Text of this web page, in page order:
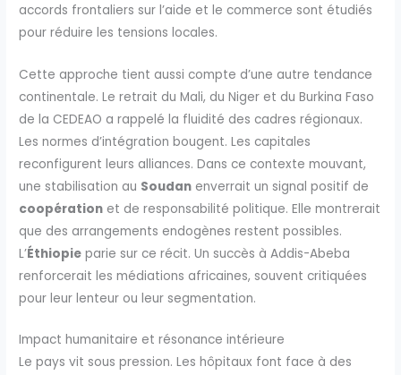
accords frontaliers sur l’aide et le commerce sont étudiés
pour réduire les tensions locales.
Cette approche tient aussi compte d’une autre tendance
continentale. Le retrait du Mali, du Niger et du Burkina Faso
de la CEDEAO a rappelé la fluidité des cadres régionaux.
Les normes d’intégration bougent. Les capitales
reconfigurent leurs alliances. Dans ce contexte mouvant,
une stabilisation au Soudan enverrait un signal positif de
coopération et de responsabilité politique. Elle montrerait
que des arrangements endogènes restent possibles.
L’Éthiopie parie sur ce récit. Un succès à Addis-Abeba
renforcerait les médiations africaines, souvent critiquées
pour leur lenteur ou leur segmentation.
Impact humanitaire et résonance intérieure
Le pays vit sous pression. Les hôpitaux font face à des